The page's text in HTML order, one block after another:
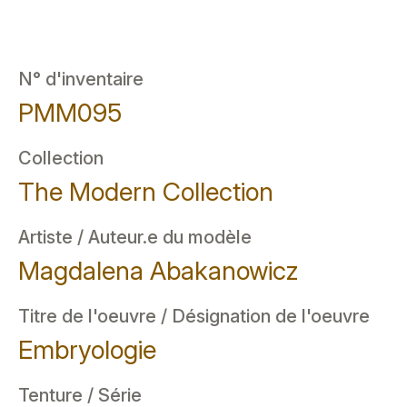
N° d'inventaire
PMM095
Collection
The Modern Collection
Artiste / Auteur.e du modèle
Magdalena Abakanowicz
Titre de l'oeuvre / Désignation de l'oeuvre
Embryologie
Tenture / Série